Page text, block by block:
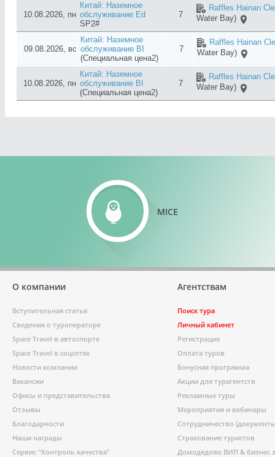
10.08.2026, пн
Китай: Наземное
обслуживание Ed
SP2#
7
Raffles Hainan
Water Bay)
09.08.2026, вс
Китай: Наземное
обслуживание BI
(Специальная цена2)
7
Raffles Hainan
Water Bay)
10.08.2026, пн
Китай: Наземное
обслуживание BI
(Специальная цена2)
7
Raffles Hainan
Water Bay)
MICE
О компании
Вступительная статья
Сведения о туроператоре
Space Travel в автоспорте
Space Travel в соцсетях
Новости компании
Вакансии
Офисы и представительства
Отзывы
Благодарности
Наши награды
Сервис "Контроль качества"
Агентствам
Поиск тура
Личный кабинет
Регистрация
Оплата туров
Бонусная программа
Акции для турагентств
Рекламные туры
Мероприятия и вебинары
Сотрудничество
Страхование туристов
Домодедово ВИП & бизнес